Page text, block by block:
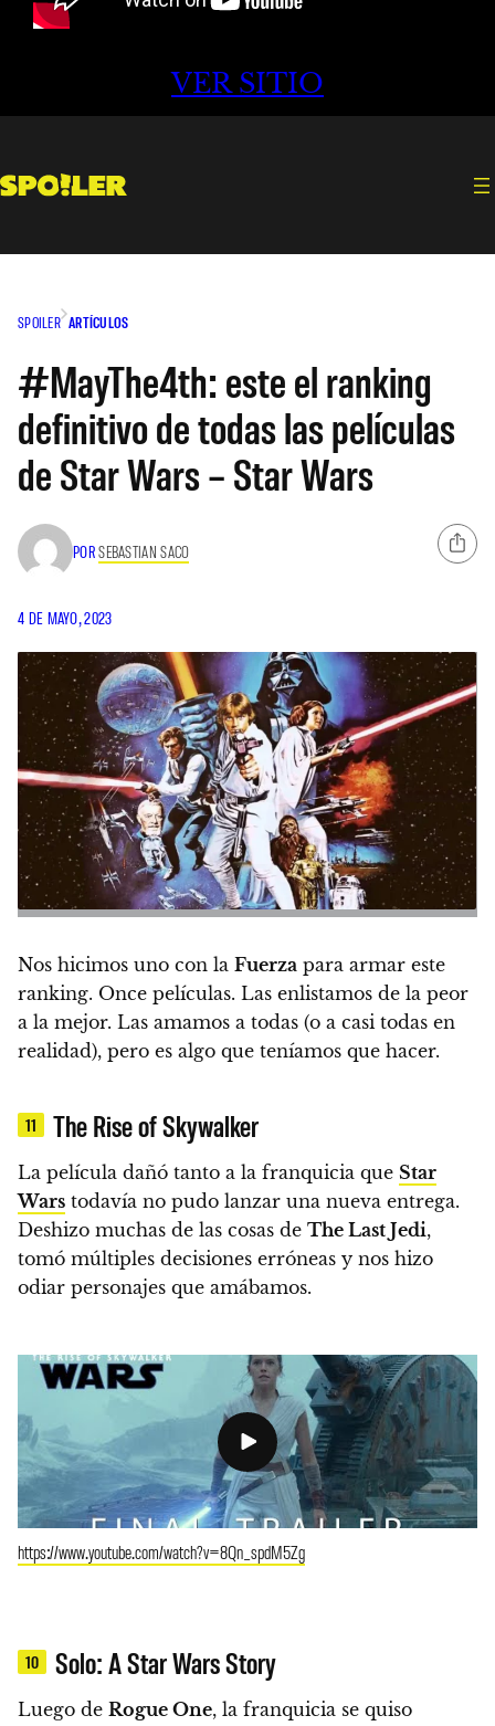
VER SITIO
SPOILER ARTÍCULOS
#MayThe4th: este el ranking
definitivo de todas las películas
de Star Wars – Star Wars
PORSEBASTIAN SACO
4 DE MAYO, 2023
Nos hicimos uno con la Fuerza para armar este
ranking. Once películas. Las enlistamos de la peor
a la mejor. Las amamos a todas (o a casi todas en
realidad), pero es algo que teníamos que hacer.
11 The Rise of Skywalker
La película dañó tanto a la franquicia que Star
Wars todavía no pudo lanzar una nueva entrega.
Deshizo muchas de las cosas de The Last Jedi,
tomó múltiples decisiones erróneas y nos hizo
odiar personajes que amábamos.
https://www.youtube.com/watch?v=8Qn_spdM5Zg
10 Solo: A Star Wars Story
Luego de Rogue One, la franquicia se quiso